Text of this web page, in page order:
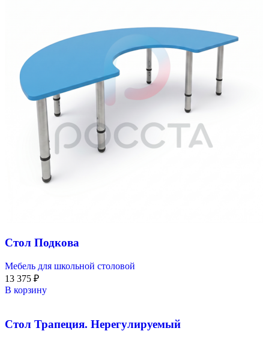
Стол Подкова
Мебель для школьной столовой
13 375 ₽
В корзину
Стол Трапеция. Нерегулируемый